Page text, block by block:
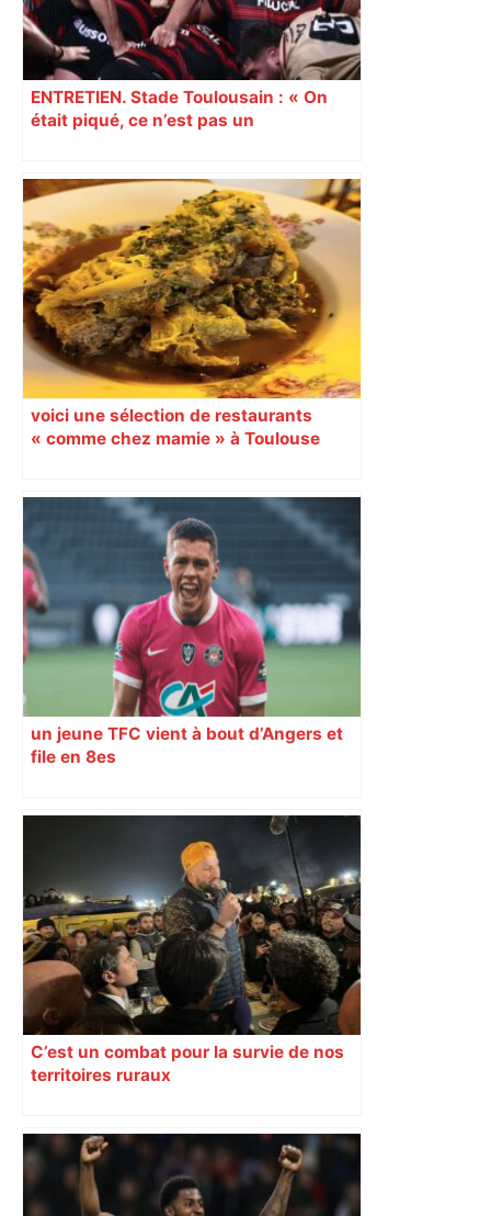
ENTRETIEN. Stade Toulousain : « On
était piqué, ce n’est pas un
voici une sélection de restaurants
« comme chez mamie » à Toulouse
un jeune TFC vient à bout d’Angers et
file en 8es
C’est un combat pour la survie de nos
territoires ruraux